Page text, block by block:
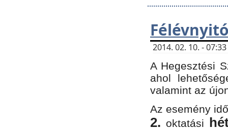
2014. 02. 10. -
A Hegesztési
ahol
valamint az
Az esemény
2. oktatási